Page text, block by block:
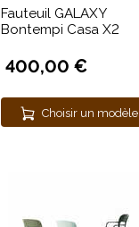
Fauteuil GALAXY
Bontempi Casa X2
400,00 €
Choisir un modèle